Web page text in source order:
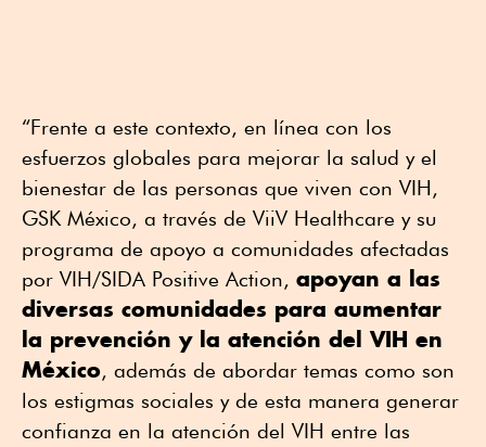
“Frente a este contexto, en línea con los
esfuerzos globales para mejorar la salud y el
bienestar de las personas que viven con VIH,
GSK México, a través de ViiV Healthcare y su
programa de apoyo a comunidades afectadas
por VIH/SIDA Positive Action, apoyan a las
diversas comunidades para aumentar
la prevención y la atención del VIH en
México, además de abordar temas como son
los estigmas sociales y de esta manera generar
confianza en la atención del VIH entre las